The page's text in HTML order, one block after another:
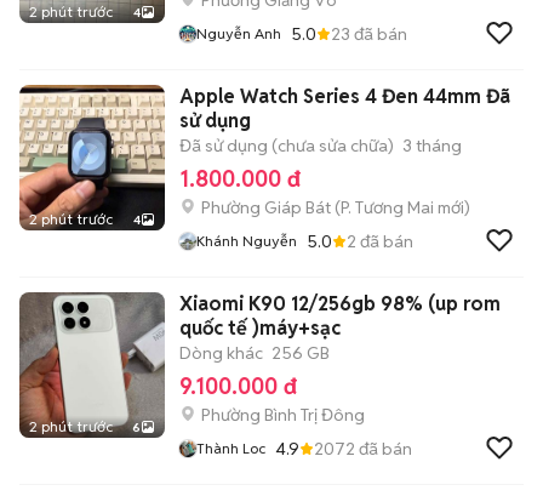
2 phút trước 4
Nguyễn Anh 5.0 23 đã bán
2 phút trước 4
Apple Watch Series 4 Đen 44mm Đã
sử dụng
Đã sử dụng (chưa sửa chữa) 3 tháng
1.800.000 đ
Phường Giáp Bát (P. Tương Mai mới)
Khánh Nguyễn 5.0 2 đã bán
2 phút trước 6
Xiaomi K90 12/256gb 98% (up rom
quốc tế )máy+sạc
Dòng khác 256 GB
9.100.000 đ
Phường Bình Trị Đông
Thành Loc 4.9 2072 đã bán